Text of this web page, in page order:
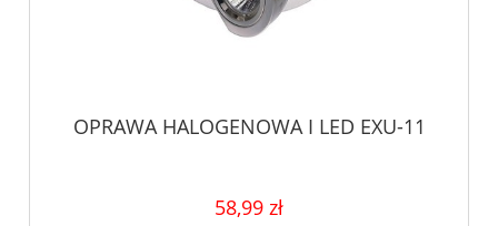
OPRAWA HALOGENOWA I LED EXU-11
58,99 zł